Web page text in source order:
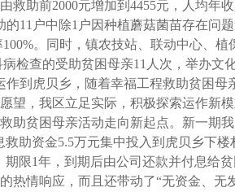
救助前2000元增加到 4455元，人均年
的11 户中除1 户因种植蘑菇菌苗存在问
100%。同时，镇农技站、联动中心、植
病检查的受助贫困母亲11 人次，举办文
作到虎贝乡，随着幸福工程救助贫困母
望，我区立足实际，积极探索运作新
助贫困母亲活动走向新起点。新一期我
救助资金5.5万元集中投入到虎贝乡下楼
期限1年，到期后由公司还款并付息给
热情响应，而且还带动了“无资金、无